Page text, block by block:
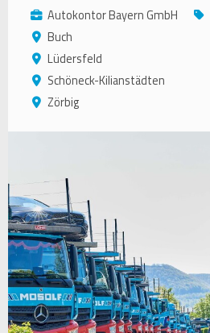
Autokontor Bayern GmbH
Buch
Lüdersfeld
Schöneck-Kilianstädten
Zörbig